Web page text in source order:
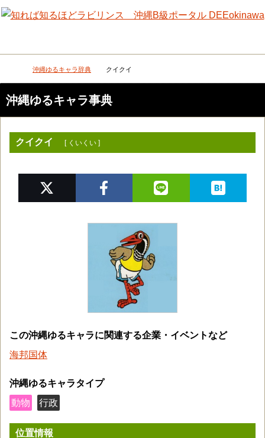
メニュー 検
DEEokinawaトップ
沖縄ゆるキャラ辞典 クイクイ
沖縄ゆるキャラ事典
クイクイ [ くいくい ]
この沖縄ゆるキャラに関連する企業・イベントなど
海邦国体
沖縄ゆるキャラタイプ
動物
行政
位置情報